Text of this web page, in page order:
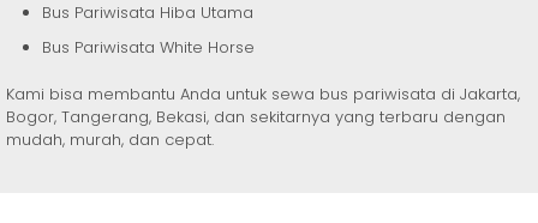
Bus Pariwisata Hiba Utama
Bus Pariwisata White Horse
Kami bisa membantu Anda untuk sewa bus pariwisata di Jakarta,
Bogor, Tangerang, Bekasi, dan sekitarnya yang terbaru dengan
mudah, murah, dan cepat.